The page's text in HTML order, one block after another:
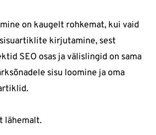
on kaugelt rohkemat, kui vaid
kirjutamine, sest
SEO osas ja välislingid on sama
sisu loomine ja oma
lähemalt.